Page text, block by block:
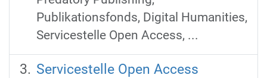
Publikationsfonds, Digital Humanities,
Servicestelle Open Access, ...
Servicestelle Open Access